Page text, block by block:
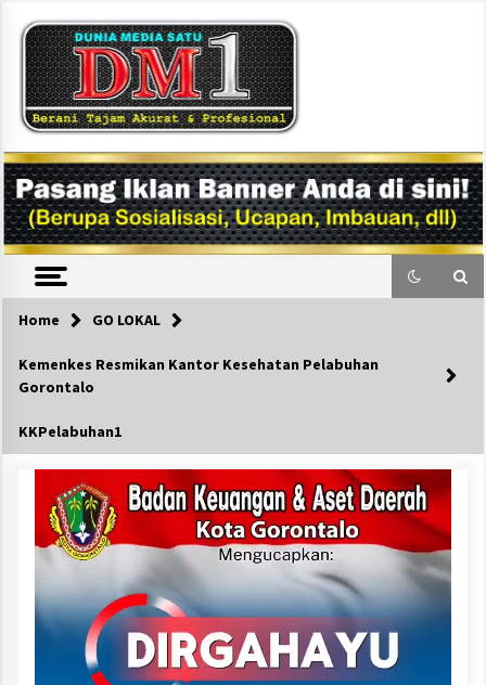
content
DM1
Home GO LOKAL
Kemenkes Resmikan Kantor Kesehatan Pelabuhan
Gorontalo
KKPelabuhan1